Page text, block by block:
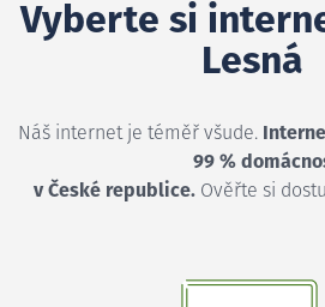
Vyberte si
Lesná
Náš internet je téměř všude.
99 %
v České republice. Ověřte si